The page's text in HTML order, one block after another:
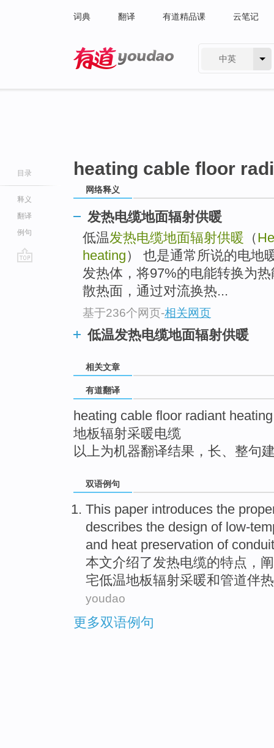
词典 翻译 有道精品课 云笔记
中英
目录
释义
翻译
例句
heating cable floor
网络释义
发热电缆地面辐射供暖
低温发热电缆地面辐射供暖 （
heating） 也是通常所说的电地
发热体，将97%的电能转换为
散热面，通过对流换热...
基于236个网页-相关网页
低温发热电缆地面辐射供暖
相关文章
有道翻译
heating cable floor radiant heating
地板辐射采暖电缆
以上为机器翻译结果，长、整句
双语例句
This paper introduces the
describes the design of low-
and heat preservation of
本文介绍了发热电缆的特点 ，
宅低温地板辐射采暖和管道伴热
youdao
更多双语例句